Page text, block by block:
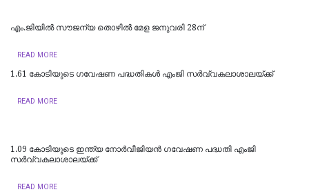
എം.ജിയില്‍ സൗജന്യ തൊഴില്‍ മേള ജനുവരി 28ന്
READ MORE
1.61 കോടിയുടെ ഗവേഷണ പദ്ധതികള്‍ എംജി സര്‍വ്വകലാശാലയ്ക്ക്
READ MORE
1.09 കോടിയുടെ ഇന്ത്യ നോര്‍വീജിയന്‍ ഗവേഷണ പദ്ധതി എംജി
സര്‍വ്വകലാശാലയ്ക്ക്
READ MORE